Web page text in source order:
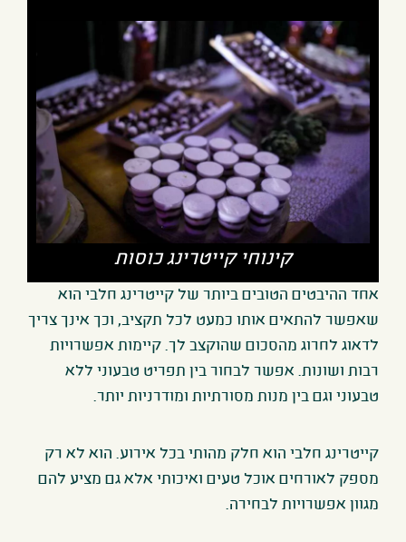
קינוחי קייטרינג כוסות
אחד ההיבטים הטובים ביותר של קייטרינג חלבי הוא
שאפשר להתאים אותו כמעט לכל תקציב, וכך אינך צריך
לדאוג לחרוג מהסכום שהוקצב לך.קיימות אפשרויות
רבות ושונות. אפשר לבחור בין תפריט טבעוני ללא
טבעוני וגם בין מנות מסורתיות ומודרניות יותר.
קייטרינג חלבי הוא חלק מהותי בכל אירוע. הוא לא רק
מספק לאורחים אוכל טעים ואיכותי אלא גם מציע להם
מגוון אפשרויות לבחירה.